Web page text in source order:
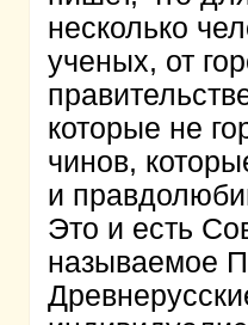
несколько
ученых, от
которые не
чинов,
и
Это и есть
называемое